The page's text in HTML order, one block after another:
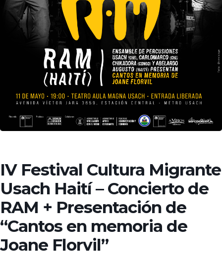
IV Festival Cultura Migrante
Usach Haití – Concierto de
RAM + Presentación de
“Cantos en memoria de
Joane Florvil”